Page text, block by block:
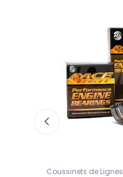
Coussinets de Lignes